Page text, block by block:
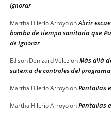
ignorar
Martha Hilerio ArroyoonAbrir
bomba de tiempo sanitaria que
de ignorar
Edison Denizard Velez onMás allá
sistema de controles del programa
Martha Hilerio ArroyoonPantallas
Martha Hilerio ArroyoonPantallas